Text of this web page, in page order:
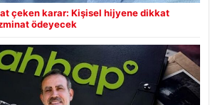
çeken karar: Kişisel hijyene dikkat
ödeyecek